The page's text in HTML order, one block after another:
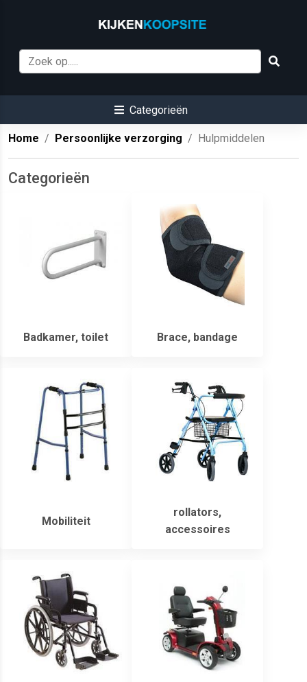
Categorieën
Home Persoonlijke verzorging Hulpmiddelen
Categorieën
Badkamer, toilet Brace, bandage
Mobiliteit
rollators,
accessoires